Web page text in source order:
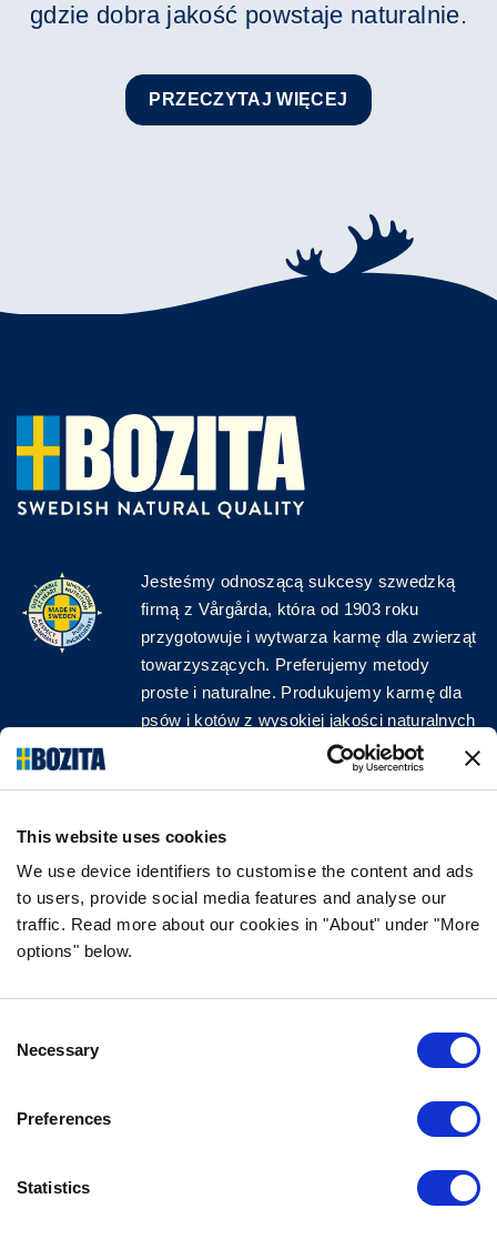
This website uses cookies
We use device identifiers to customise the content and ads
to users, provide social media features and analyse our
traffic. Read more about our cookies in "About" under "More
options" below.
Selection
Necessary
Preferences
Statistics
gdzie dobra jakość powstaje naturalnie.
PRZECZYTAJ WIĘCEJ
Jesteśmy odnoszącą sukcesy szwedzką
firmą z Vårgårda, która od 1903 roku
przygotowuje i wytwarza karmę dla zwierząt
towarzyszących. Preferujemy metody
proste i naturalne. Produkujemy karmę dla
psów i kotów z wysokiej jakości naturalnych
surowców, bez zbędnych dodatków!
ŚLEDŹ NAS W MEDIACH
INFORMACJA
GWARANCJA SMAKU